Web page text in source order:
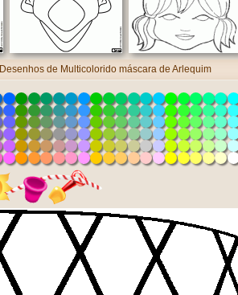
Desenhos de Multicolorido máscara de Arlequim